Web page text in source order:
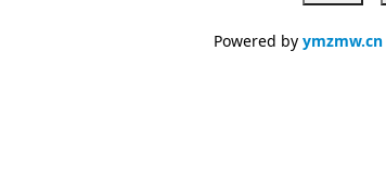
Powered by ymzmw.cn